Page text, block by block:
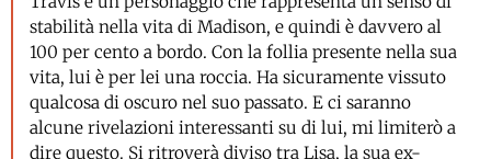
stabilità nella vita di Madison, e quindi è davvero al
100 per cento a bordo. Con la follia presente nella sua
vita, lui è per lei una roccia. Ha sicuramente vissuto
qualcosa di oscuro nel suo passato. E ci saranno
alcune rivelazioni interessanti su di lui, mi limiterò a
dire questo. Si ritroverà diviso tra Lisa, la sua ex-